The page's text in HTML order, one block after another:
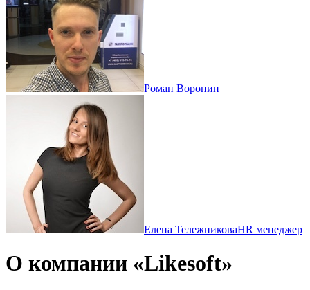
Роман Воронин
Елена ТележниковаHR менеджер
О компании «Likesoft»